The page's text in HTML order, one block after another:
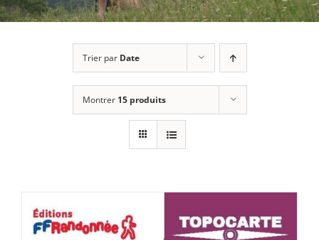
Trier par Date
Montrer 15 produits